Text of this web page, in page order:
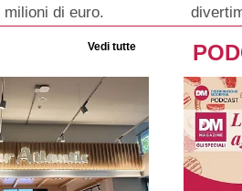
di euro.
Vedi tutte